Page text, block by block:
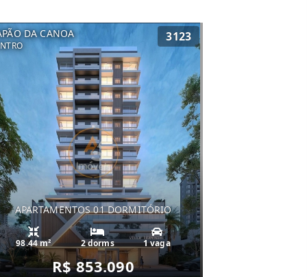
DA CANOA 3123
APARTAMENTOS 01 DORMITÓRIO
98.44 m² 2 dorms 1 vaga
R$ 853.090